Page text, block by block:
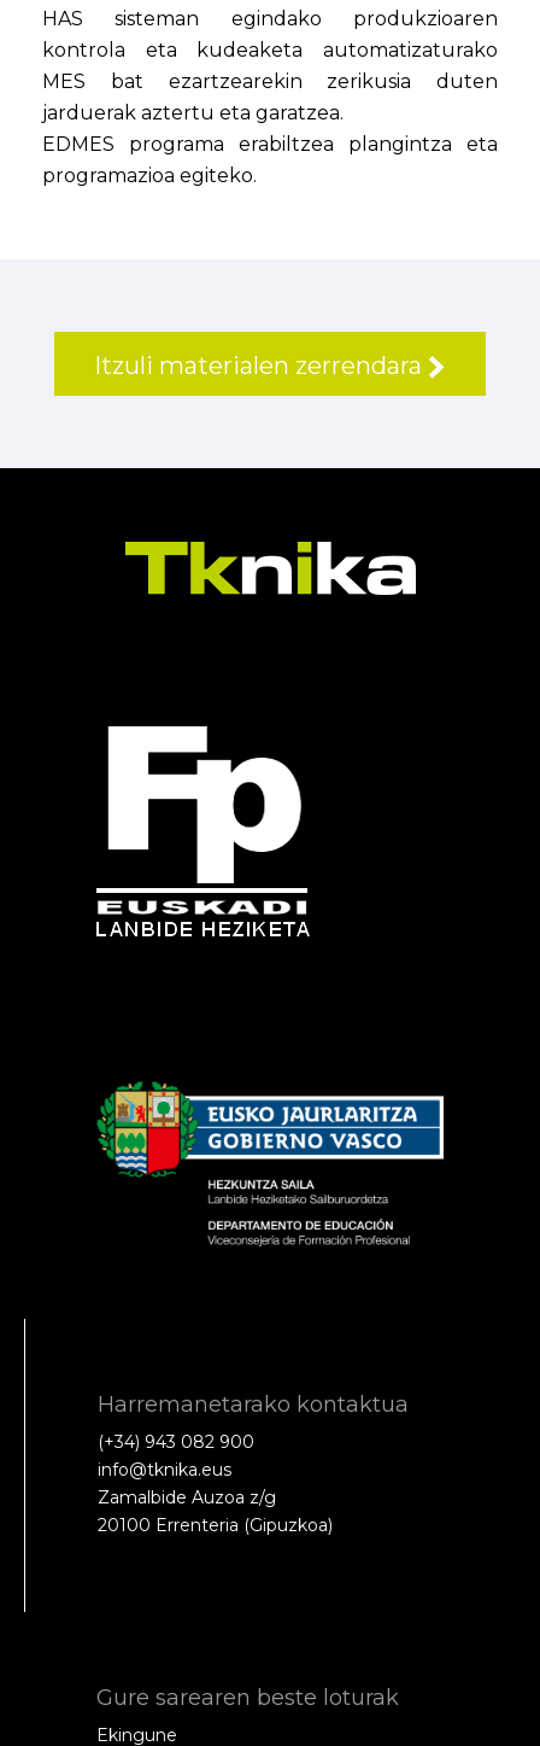
HAS sisteman egindako produkzioaren
kontrola eta kudeaketa automatizaturako
MES bat ezartzearekin zerikusia duten
jarduerak aztertu eta garatzea.
EDMES programa erabiltzea plangintza eta
programazioa egiteko.
Itzuli materialen zerrendara
Harremanetarako kontaktua
(+34) 943 082 900
info@tknika.eus
Zamalbide Auzoa z/g
20100 Errenteria (Gipuzkoa)
Gure sarearen beste loturak
Ekingune